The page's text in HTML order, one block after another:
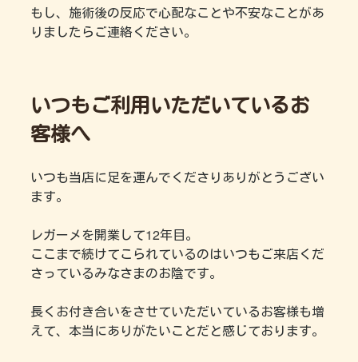
もし、施術後の反応で心配なことや不安なことがあ
りましたらご連絡ください。
いつもご利用いただいているお
客様へ
いつも当店に足を運んでくださりありがとうござい
ます。
レガーメを開業して12年目。
ここまで続けてこられているのはいつもご来店くだ
さっているみなさまのお陰です。
長くお付き合いをさせていただいているお客様も増
えて、本当にありがたいことだと感じております。